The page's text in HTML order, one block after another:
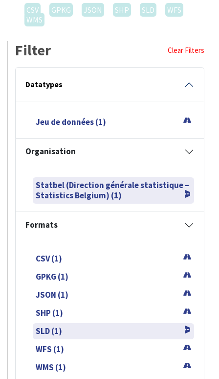
CSV
GPKG JSON SHP SLD
WFS
WMS
Filter Clear Filters
Datatypes
Jeu de données (1)
Organisation
Statbel (Direction générale statistique –
Statistics Belgium) (1)
Formats
CSV (1)
GPKG (1)
JSON (1)
SHP (1)
SLD (1)
WFS (1)
WMS (1)